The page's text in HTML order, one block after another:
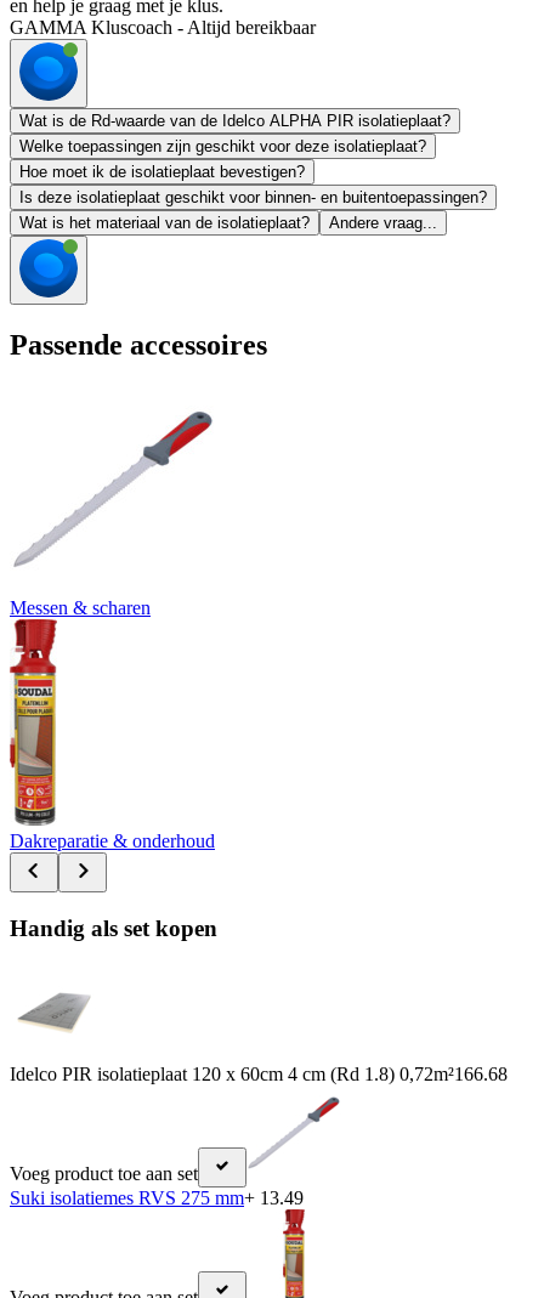
en help je graag met je klus.
GAMMA Kluscoach - Altijd bereikbaar
Wat is de Rd-waarde van de Idelco ALPHA PIR isolatieplaat?
Welke toepassingen zijn geschikt voor deze isolatieplaat?
Hoe moet ik de isolatieplaat bevestigen?
Is deze isolatieplaat geschikt voor binnen- en buitentoepassingen?
Wat is het materiaal van de isolatieplaat?
Andere vraag...
Passende accessoires
Messen & scharen
Dakreparatie & onderhoud
Handig als set kopen
Idelco PIR isolatieplaat 120 x 60cm 4 cm (Rd 1.8) 0,72m²166.68
Voeg product toe aan set
Suki isolatiemes RVS 275 mm+ 13.49